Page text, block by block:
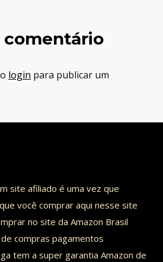
comentário
login para publicar um
site afiliado é uma vez que
você comprar aqui nesse site
no site da Amazon Brasil
compras pagamentos
tem a super garantia Amazon de